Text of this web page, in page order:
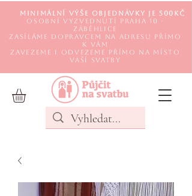
Minimální výše objednávky je 500Kč
Osobní vyzvednutí Praha 10 -
Záběhlice
Zasíláme DOPRAVCEM na adresu přímo
k Vám
Zavezeme i odvezeme přímo na místo
Vaší svatby